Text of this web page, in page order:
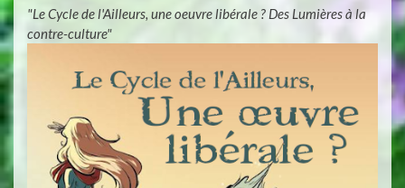
"Le Cycle de l'Ailleurs, une oeuvre libérale ? Des Lumières à la
contre-culture"